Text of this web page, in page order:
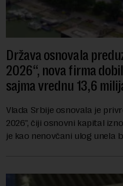
Država osnovala
2026“, nova firma
sajma vrednu 13,6
Vlada Srbije osnovala je
2026", čiji osnovni kapital
je kao nenovčani ulog unela